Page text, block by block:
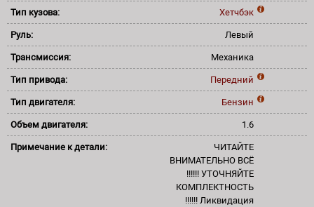
Тип кузова: Хетчбэк
Руль: Левый
Трансмиссия: Механика
Тип привода: Передний
Тип двигателя: Бензин
Объем двигателя: 1.6
Примечание к детали:
ЧИТАЙТЕ
ВНИМАТЕЛЬНО ВСЁ
!!!!!! УТОЧНЯЙТЕ
КОМПЛЕКТНОСТЬ
!!!!!! Ликвидация